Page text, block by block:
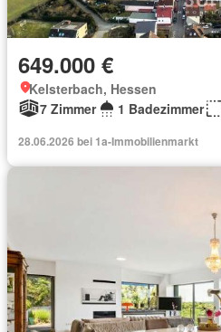
649.000 €
Kelsterbach, Hessen
7 Zimmer
1 Badezimmer
28.06.2026 bei 1a-Immobilienmarkt